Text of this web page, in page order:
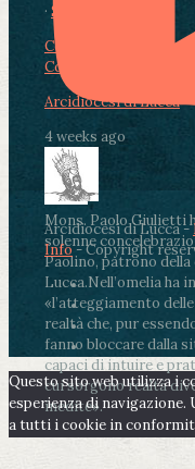
· Share
Condividi su Facebook
Condividi su LinkedIn
Arcidiocesi di Lucca
4 weeks ago
Mons. Paolo Giulietti
solenne
Paolino, patrono
Lucca.Nell’omelia ha
«l’atteggiamento
realtà che, pur
fanno bloccare dalla
capaci di intuire e
cui sorgono realtà
inedite».
Arcidiocesi di Lucca -
Info- Copyright
Questo sito web utilizza i
esperienza di
a tutti i cookie in